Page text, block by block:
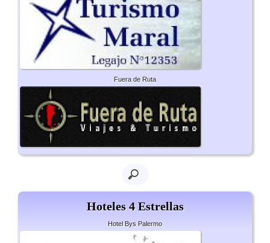
Fuera de Ruta
Hoteles 4 Estrellas
Hotel Bys Palermo